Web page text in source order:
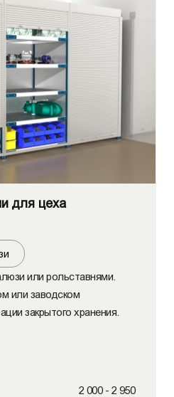
для цеха
или рольставнями.
или заводском
закрытого хранения.
2 000 - 2 950